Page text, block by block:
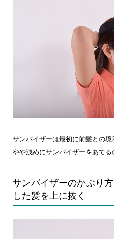
サンバイザーは最初に前髪との
やや浅めにサンバイザーをあてる
サンバイザーのかぶり
した髪を上に抜く